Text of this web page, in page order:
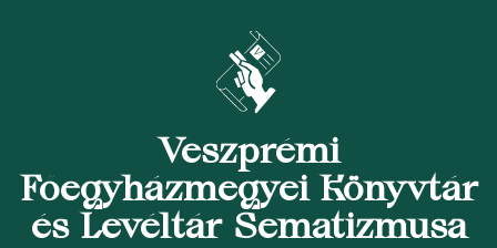
Veszprémi
Főegyházmegyei Könyvtár
és Levéltár Sematizmusa